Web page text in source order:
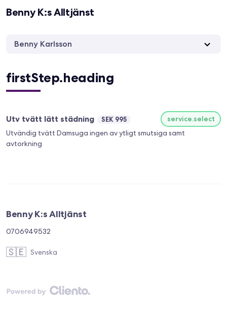
Benny K:s Alltjänst
Benny Karlsson
firstStep.heading
Utv tvätt lätt städning SEK 995
service.select
Utvändig tvätt Damsuga ingen av ytligt smutsiga samt
avtorkning
Benny K:s Alltjänst
0706949532
🇸🇪 Svenska